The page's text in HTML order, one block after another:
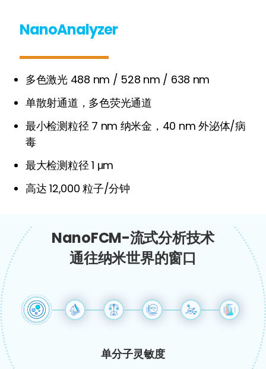
NanoAnalyzer
多色激光 488 nm / 528 nm / 638 nm
单散射通道，多色荧光通道
最小检测粒径 7 nm 纳米金，40 nm 外泌体/病
毒
最大检测粒径 1 μm
高达 12,000 粒子/分钟
NanoFCM-流式分析技术
通往纳米世界的窗口
单分子灵敏度